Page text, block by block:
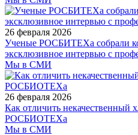
26 февраля 2026
Ученые РОСБИТЕХа собрали
эксклюзивное интервью с
Мы в СМИ
26 февраля 2026
Как отличить некачественный
РОСБИОТЕХа
Мы в СМИ